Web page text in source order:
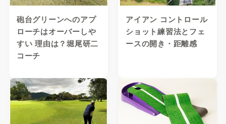
砲台グリーンへのアプ
ローチはオーバーしや
すい 理由は？堀尾研二
コーチ
アイアン コントロール
ショット練習法とフェ
ースの開き・距離感